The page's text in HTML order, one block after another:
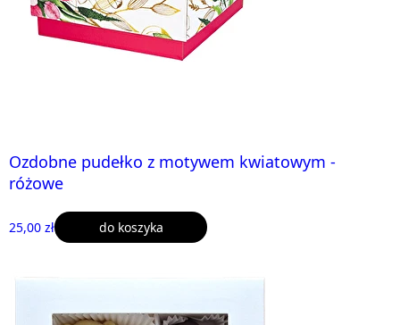
Ozdobne pudełko z motywem kwiatowym -
różowe
25,00 zł do koszyka